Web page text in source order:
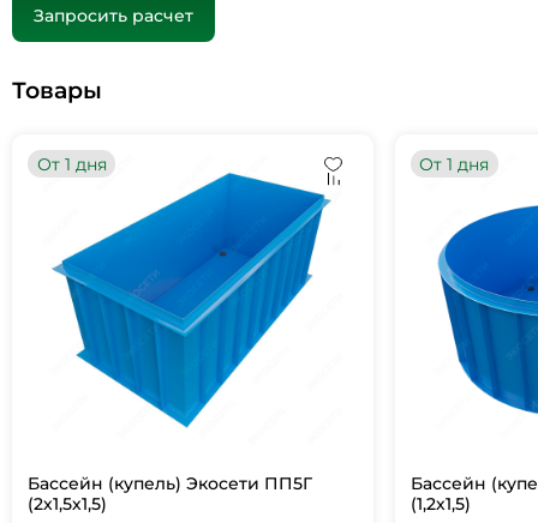
Запросить расчет
Товары
От 1 дня
Бассейн (купель) Экосети ПП5Г
(2х1,5х1,5)
От 1 дня
Бассейн
(1,2х1,5)